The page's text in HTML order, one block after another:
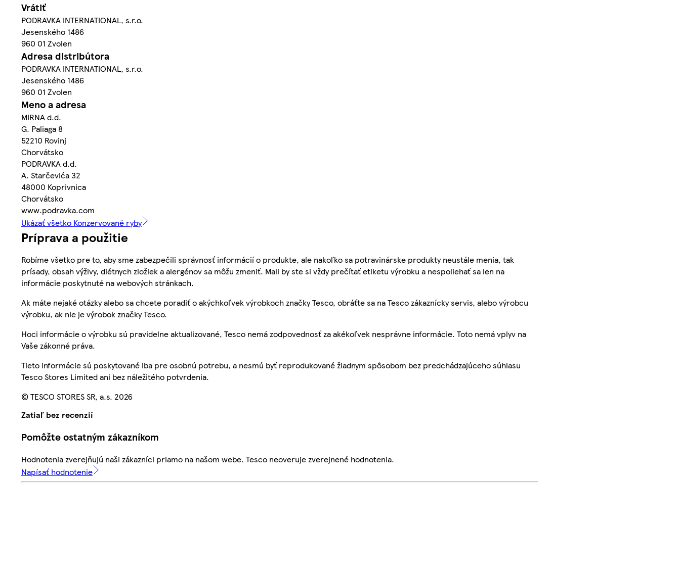
Vrátiť
PODRAVKA INTERNATIONAL, s.r.o.
Jesenského 1486
960 01 Zvolen
Adresa distribútora
PODRAVKA INTERNATIONAL, s.r.o.
Jesenského 1486
960 01 Zvolen
Meno a adresa
MIRNA d.d.
G. Paliaga 8
52210 Rovinj
Chorvátsko
PODRAVKA d.d.
A. Starčevića 32
48000 Koprivnica
Chorvátsko
www.podravka.com
Ukázať všetko Konzervované ryby
Príprava a použitie
Robíme všetko pre to, aby sme zabezpečili správnosť informácií o produkte, ale nakoľko sa potravinárske produkty neustále menia, tak
prísady, obsah výživy, diétnych zložiek a alergénov sa môžu zmeniť. Mali by ste si vždy prečítať etiketu výrobku a nespoliehať sa len na
informácie poskytnuté na webových stránkach.
Ak máte nejaké otázky alebo sa chcete poradiť o akýchkoľvek výrobkoch značky Tesco, obráťte sa na Tesco zákaznícky servis, alebo výrobcu
výrobku, ak nie je výrobok značky Tesco.
Hoci informácie o výrobku sú pravidelne aktualizované, Tesco nemá zodpovednosť za akékoľvek nesprávne informácie. Toto nemá vplyv na
Vaše zákonné práva.
Tieto informácie sú poskytované iba pre osobnú potrebu, a nesmú byť reprodukované žiadnym spôsobom bez predchádzajúceho súhlasu
Tesco Stores Limited ani bez náležitého potvrdenia.
© TESCO STORES SR, a.s. 2026
Zatiaľ bez recenzií
Pomôžte ostatným zákazníkom
Hodnotenia zverejňujú naši zákazníci priamo na našom webe. Tesco neoveruje zverejnené hodnotenia.
Napísať hodnotenie